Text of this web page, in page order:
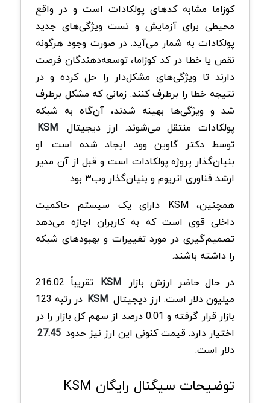
کوزاما مشابه کدهای پولکادات است و در واقع
محیطی برای آزمایش و تست ویژگی‌های جدید
پولکادات به شمار می‌آید. در صورت وجود هرگونه
نقص یا خطا در کد کوزاما، توسعه‌دهندگان فرصت
دارند تا ویژگی‌های مشکل‌دار را حل کرده و در
نتیجه خطا را برطرف کنند. زمانی که مشکل برطرف
شد و ویژگی‌ها بهینه شدند، آن‌گاه به شبکه
پولکادات منتقل می‌شوند. ارز دیجیتال KSM
توسط دکتر گاوین وود ایجاد شده است. او
بنیان‌گذار پروژه پولکادات است و قبل از آن مدیر
ارشد فناوری اتریوم و بنیان‌گذار وب۳ بود.
همچنین، KSM دارای یک سیستم حاکمیت
داخلی قوی است که به کاربران اجازه می‌دهد
تصمیم‌گیری در مورد تغییرات و بهبودهای شبکه
را داشته باشند.
در حال حاضر ارزش بازار KSM
تقریباً 216.02
میلیون دلار است. ارز دیجیتال KSM
در رتبه 123
بازار قرار گرفته و 0.01 درصد از سهم کل بازار را در
اختیار دارد. قیمت کنونی این ارز نیز حدود 27.45
دلار است.
توضیحات سیگنال رایگان KSM